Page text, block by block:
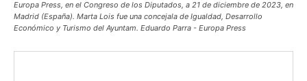
Europa Press, en el Congreso de los Diputados, a 21 de diciembre de 2023, en
Madrid (España). Marta Lois fue una concejala de Igualdad, Desarrollo
Económico y Turismo del Ayuntam. Eduardo Parra - Europa Press